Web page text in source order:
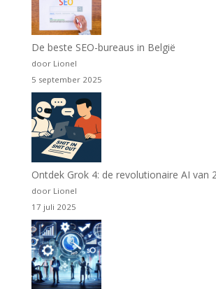
De beste SEO-bureaus in België
door Lionel
5 september 2025
Ontdek Grok 4: de revolutionaire AI van
door Lionel
17 juli 2025